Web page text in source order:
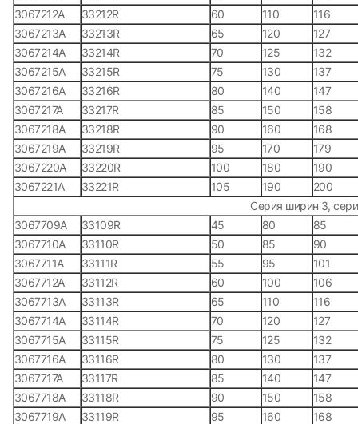
3067212А
33212R 60 110
116
3067213А
33213R 65 120
127
3067214А
33214R 70 125
132
3067215А
33215R 75 130
137
3067216А
33216R 80 140
147
3067217А
33217R 85 150
158
3067218А
33218R 90 160
168
3067219А
33219R 95 170
179
3067220А
33220R 100 180
190
3067221А
33221R 105 190
200
Серия ширин 3,
3067709А
33109R 45 80
85
3067710А
33110R 50 85
90
3067711А
33111R 55 95
101
3067712А
33112R 60 100
106
3067713А
33113R 65 110
116
3067714А
33114R 70 120
127
3067715А
33115R 75 125
132
3067716А
33116R 80 130
137
3067717А
33117R 85 140
147
3067718А
33118R 90 150
158
3067719А
33119R 95 160
168